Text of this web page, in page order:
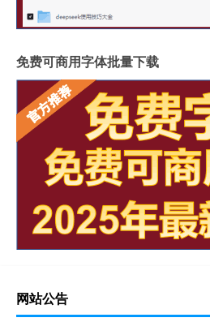
免费可商用字体批量下载
网站公告